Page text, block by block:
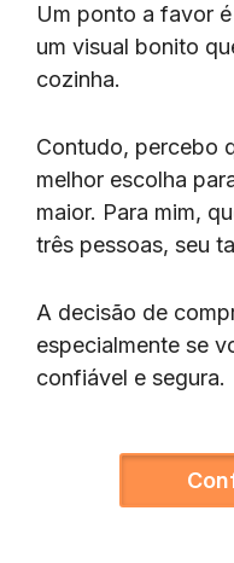
Um ponto a favor
um visual bonito
cozinha.
Contudo, percebo
melhor escolha
maior. Para mim,
três pessoas, seu
A decisão de
especialmente se
confiável e segura.